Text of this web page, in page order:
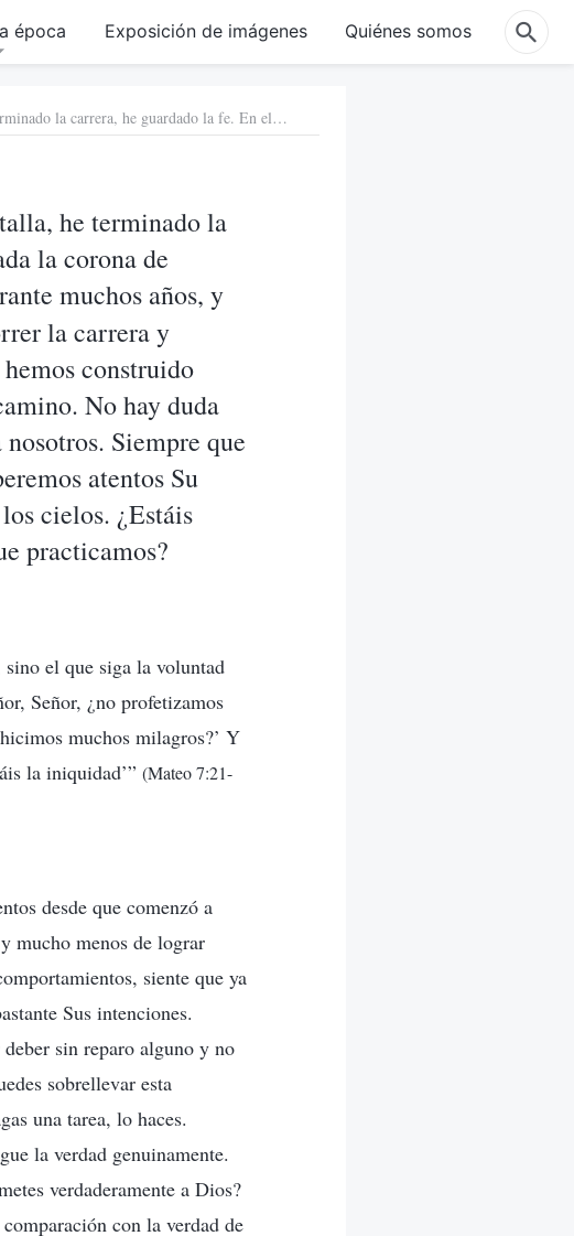
época Exposición de imágenes Quiénes somos
2. El apóstol Pablo dijo: “He peleado la buena batalla, he terminado la carrera, he guardado la fe. En el futuro me está reservada la corona de justicia” (2 Timoteo 4:7-8). Hemos creído en el Señor durante muchos años, y durante todo este tiempo, hemos imitado a Pablo al correr la carrera y trabajar por el Señor. Hemos propagado el evangelio y hemos construido iglesias, y hemos guardado el nombre del Señor y Su camino. No hay duda alguna de que la corona de justicia será reservada para nosotros. Siempre que seamos diligentes en nuestro trabajo por el Señor y esperemos atentos Su regreso, seremos arrebatados directamente al reino de los cielos. ¿Estáis diciendo que hay algo incorrecto en la manera en la que practicamos?
he terminado la
la corona de
muchos años, y
la carrera y
construido
No hay duda
Siempre que
atentos Su
cielos. ¿Estáis
practicamos?
el que siga la voluntad
Señor, ¿no profetizamos
muchos milagros?’ Y
la iniquidad’” (Mateo 7:21-
desde que comenzó a
mucho menos de lograr
siente que ya
Sus intenciones.
sin reparo alguno y no
sobrellevar esta
una tarea, lo haces.
la verdad genuinamente.
verdaderamente a Dios?
con la verdad de